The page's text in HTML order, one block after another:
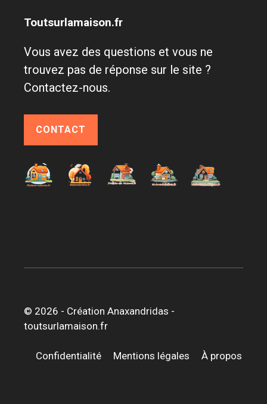
Toutsurlamaison.fr
Vous avez des questions et vous ne
trouvez pas de réponse sur le site ?
Contactez-nous.
CONTACT
© 2026 - Création Anaxandridas -
toutsurlamaison.fr
Confidentialité Mentions légales À propos